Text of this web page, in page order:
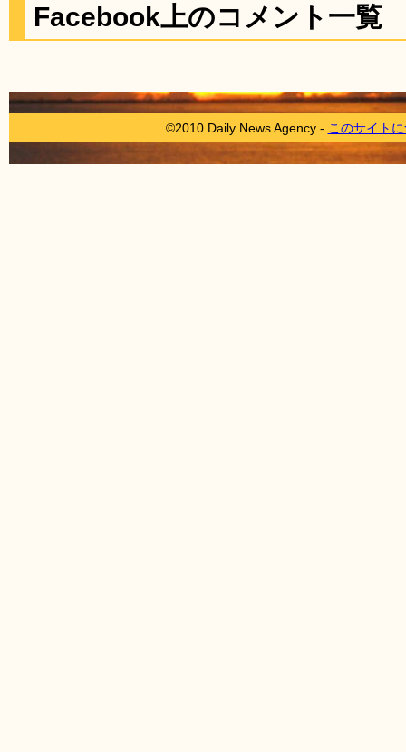
Facebook上のコメント一覧
©2010 Daily News Agency - このサイト